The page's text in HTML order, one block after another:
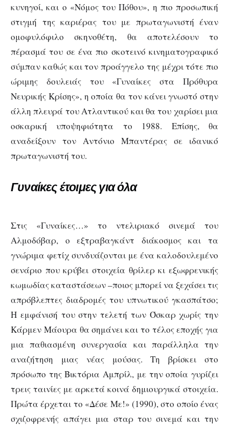
κυνηγοί, και ο «Νόμος του Πόθου», η πιο προσωπική
στιγμή της καριέρας του με πρωταγωνιστή έναν
ομοφυλόφιλο σκηνοθέτη, θα αποτελέσουν το
πέρασμά του σε ένα πιο σκοτεινό κινηματογραφικό
σύμπαν καθώς και τον προάγγελο της μέχρι τότε πιο
ώριμης δουλειάς του «Γυναίκες στα Πρόθυρα
Νευρικής Κρίσης», η οποία θα τον κάνει γνωστό στην
άλλη πλευρά του Ατλαντικού και θα του χαρίσει μια
οσκαρική υποψηφιότητα το 1988. Επίσης, θα
αναδείξουν τον Αντόνιο Μπαντέρας σε ιδανικό
πρωταγωνιστή του.
Γυναίκες έτοιμες για όλα
Στις «Γυναίκες…» το ντελιριακό σινεμά του
Αλμοδόβαρ, ο εξτραβαγκάντ διάκοσμος και τα
γνώριμα φετίχ συνδυάζονται με ένα καλοδουλεμένο
σενάριο που κρύβει στοιχεία θρίλερ κι εξωφρενικής
κωμωδίας καταστάσεων –ποιος μπορεί να ξεχάσει τις
απρόβλεπτες διαδρομές του υπνωτικού γκασπάτσο;
Η εμφάνισή του στην τελετή των Όσκαρ χωρίς την
Κάρμεν Μάουρα θα σημάνει και το τέλος εποχής για
μια παθιασμένη συνεργασία και παράλληλα την
αναζήτηση μιας νέας μούσας. Τη βρίσκει στο
πρόσωπο της Βικτόρια Αμπρίλ, με την οποία γυρίζει
τρεις ταινίες με αρκετά κοινά δημιουργικά στοιχεία.
Πρώτα έρχεται το «Δέσε Με!» (1990), στο οποίο ένας
σχιζοφρενής απάγει μια σταρ του σινεμά και την